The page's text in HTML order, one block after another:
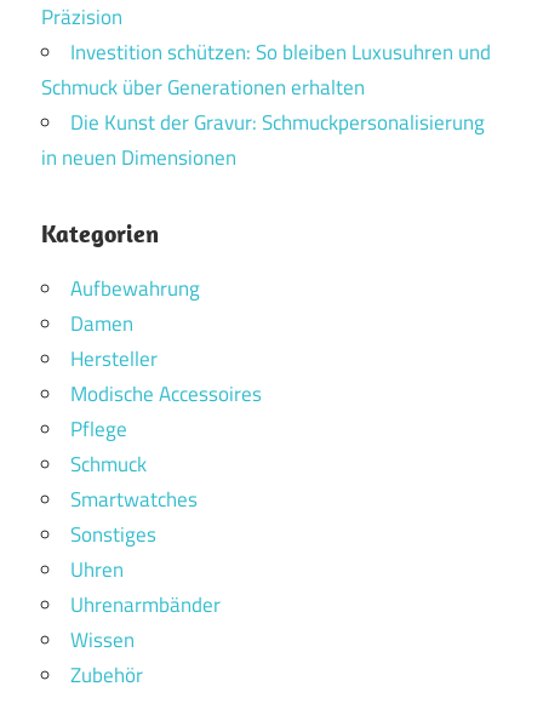
Präzision
Investition schützen: So bleiben Luxusuhren und
Schmuck über Generationen erhalten
Die Kunst der Gravur: Schmuckpersonalisierung
in neuen Dimensionen
Kategorien
Aufbewahrung
Damen
Hersteller
Modische Accessoires
Pflege
Schmuck
Smartwatches
Sonstiges
Uhren
Uhrenarmbänder
Wissen
Zubehör